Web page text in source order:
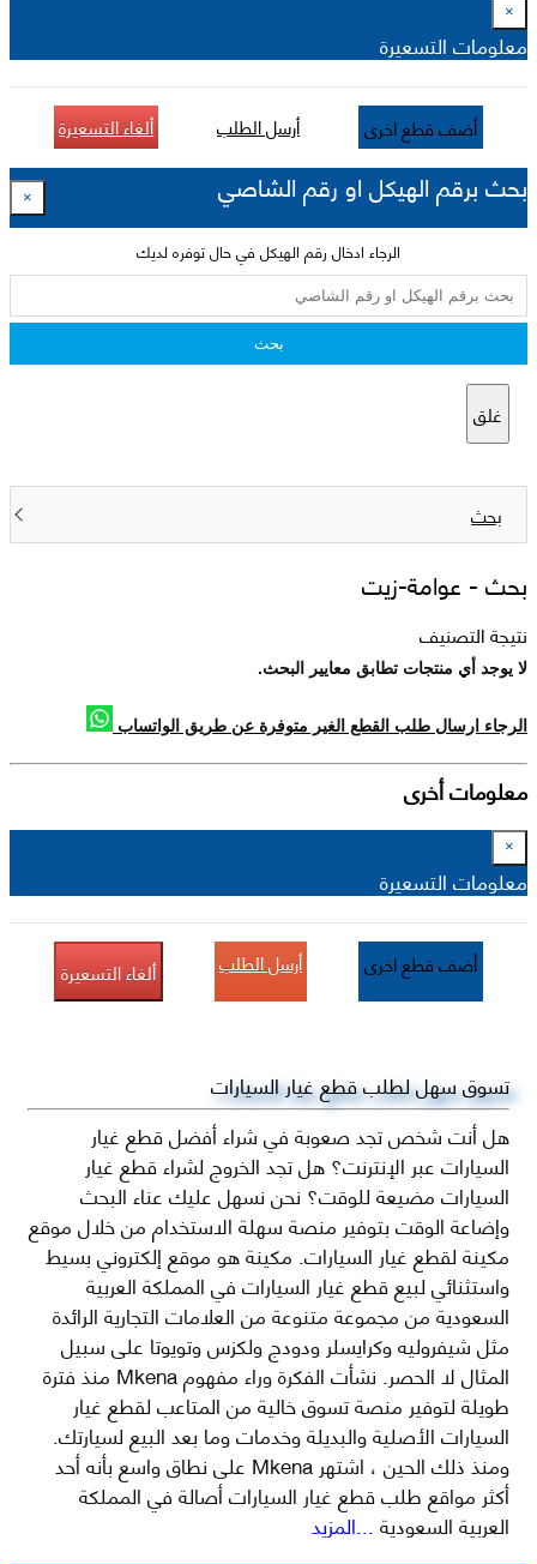
×
معلومات التسعيرة
أضف قطع اخرى أرسل الطلب ألغاء التسعيرة
بحث برقم الهيكل او رقم الشاصي ×
الرجاء ادخال رقم الهيكل في حال توفره لديك
بحث
غلق
بحث
بحث - عوامة-زيت
نتيجة التصنيف
لا يوجد أي منتجات تطابق معايير البحث.
الرجاء ارسال طلب القطع الغير متوفرة عن طريق الواتساب
معلومات أخرى
×
معلومات التسعيرة
أضف قطع اخرى أرسل الطلب ألغاء التسعيرة
تسوق سهل لطلب قطع غيار السيارات
هل أنت شخص تجد صعوبة في شراء أفضل قطع غيار
السيارات عبر الإنترنت؟ هل تجد الخروج لشراء قطع غيار
السيارات مضيعة للوقت؟ نحن نسهل عليك عناء البحث
وإضاعة الوقت بتوفير منصة سهلة الاستخدام من خلال موقع
مكينة لقطع غيار السيارات. مكينة هو موقع إلكتروني بسيط
واستثنائي لبيع قطع غيار السيارات في المملكة العربية
السعودية من مجموعة متنوعة من العلامات التجارية الرائدة
مثل شيفروليه وكرايسلر ودودج ولكزس وتويوتا على سبيل
المثال لا الحصر. نشأت الفكرة وراء مفهوم Mkena منذ فترة
طويلة لتوفير منصة تسوق خالية من المتاعب لقطع غيار
السيارات الأصلية والبديلة وخدمات وما بعد البيع لسيارتك.
ومنذ ذلك الحين ، اشتهر Mkena على نطاق واسع بأنه أحد
أكثر مواقع طلب قطع غيار السيارات أصالة في المملكة
العربية السعودية...المزيد